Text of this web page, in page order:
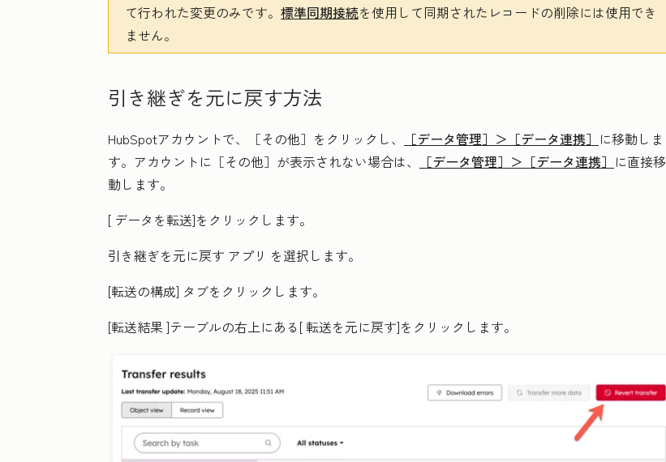
て行われた変更のみです。 標準同期接続を使用して同期されたレコードの削除には使用でき
ません。
引き継ぎを元に戻す方法
HubSpotアカウントで、 ［その他］をクリックし、 ［データ管理］＞ ［データ連携］ に移動しま
す。アカウントに ［その他］が表示されない場合は、 ［データ管理］＞ ［データ連携］ に直接移
動します。
[ データを転送]をクリックします。
引き継ぎを元に戻す アプリ を選択します。
[転送の構成] タブをクリックします。
[転送結果]テーブルの右上にある[転送を元に戻す]をクリックします。